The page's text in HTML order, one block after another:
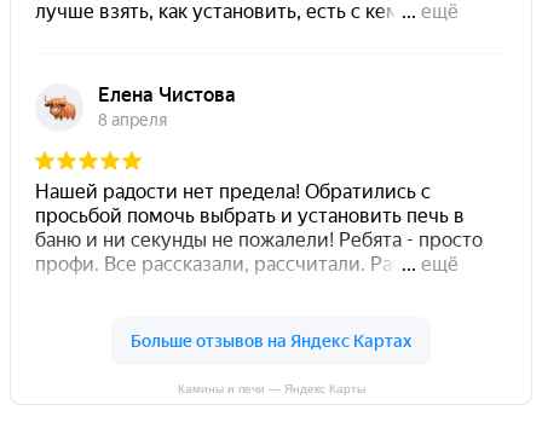
Камины и печи — Яндекс Карты